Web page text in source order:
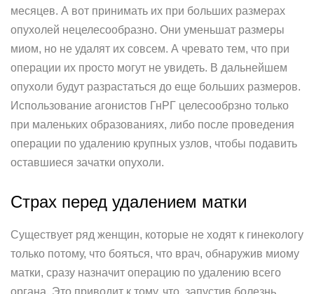
месяцев. А вот принимать их при больших размерах
опухолей нецелесообразно. Они уменьшат размеры
миом, но не удалят их совсем. А чревато тем, что при
операции их просто могут не увидеть. В дальнейшем
опухоли будут разрастаться до еще больших размеров.
Использование агонистов ГнРГ целесообрзно только
при маленьких образованиях, либо после проведения
операции по удалению крупных узлов, чтобы подавить
оставшиеся зачатки опухоли.
Страх перед удалением матки
Существует ряд женщин, которые не ходят к гинекологу
только потому, что бояться, что врач, обнаружив миому
матки, сразу назначит операцию по удалению всего
органа. Это приводит к тому, что, запустив болезнь